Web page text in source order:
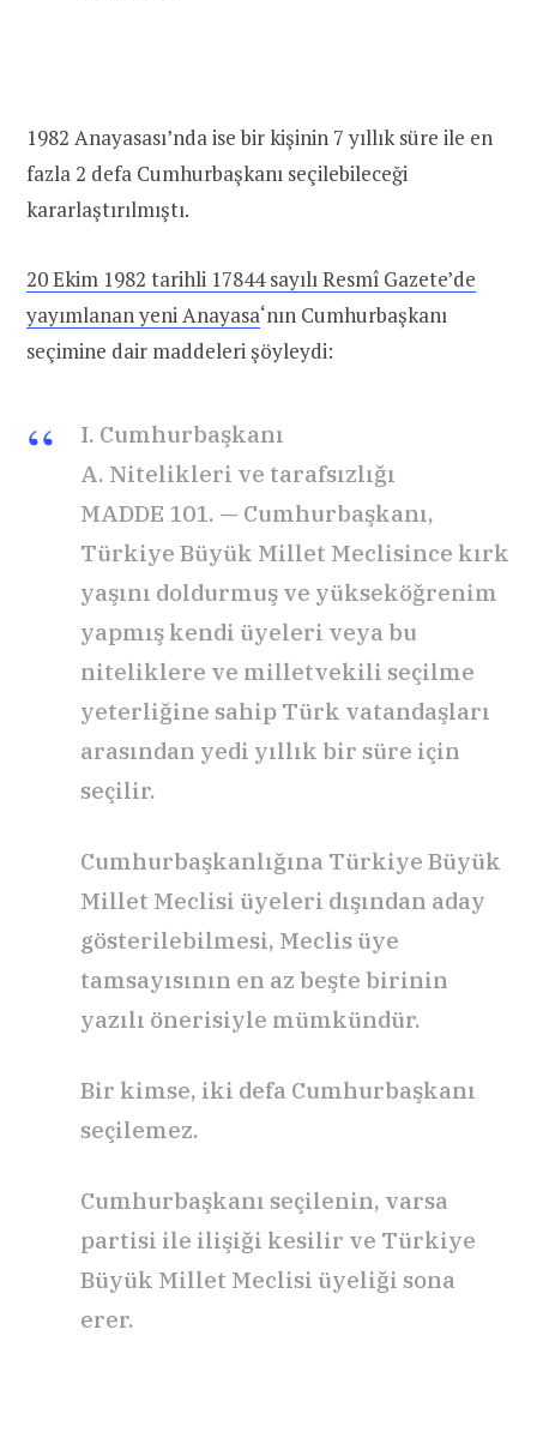
1982 Anayasası’nda ise bir kişinin 7 yıllık süre ile en
fazla 2 defa Cumhurbaşkanı seçilebileceği
kararlaştırılmıştı.
20 Ekim 1982 tarihli 17844 sayılı Resmî Gazete’de
yayımlanan yeni Anayasa‘nın Cumhurbaşkanı
seçimine dair maddeleri şöyleydi:
I. Cumhurbaşkanı
A. Nitelikleri ve tarafsızlığı
MADDE 101. — Cumhurbaşkanı,
Türkiye Büyük Millet Meclisince kırk
yaşını doldurmuş ve yükseköğrenim
yapmış kendi üyeleri veya bu
niteliklere ve milletvekili seçilme
yeterliğine sahip Türk vatandaşları
arasından yedi yıllık bir süre için
seçilir.
Cumhurbaşkanlığına Türkiye Büyük
Millet Meclisi üyeleri dışından aday
gösterilebilmesi, Meclis üye
tamsayısının en az beşte birinin
yazılı önerisiyle mümkündür.
Bir kimse, iki defa Cumhurbaşkanı
seçilemez.
Cumhurbaşkanı seçilenin, varsa
partisi ile ilişiği kesilir ve Türkiye
Büyük Millet Meclisi üyeliği sona
erer.